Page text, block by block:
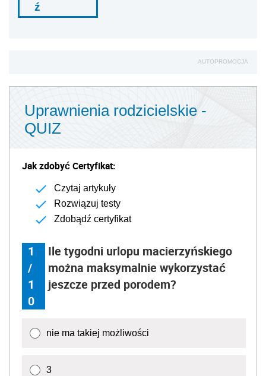
ź
AUTOPROMOCJA
Uprawnienia rodzicielskie -
QUIZ
Jak zdobyć Certyfikat:
Czytaj artykuły
Rozwiązuj testy
Zdobądź certyfikat
1
/
1
0
Ile tygodni urlopu macierzyńskiego
można maksymalnie wykorzystać
jeszcze przed porodem?
nie ma takiej możliwości
3